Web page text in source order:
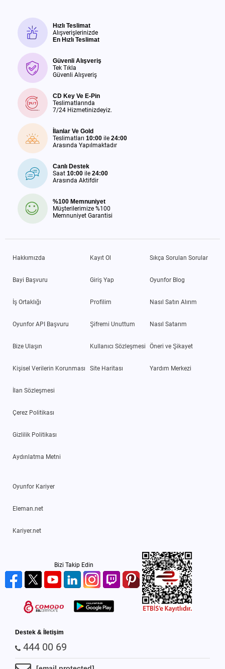
Hızlı Teslimat
Alışverişlerinizde
En Hızlı Teslimat
Güvenli Alışveriş
Tek Tıkla
Güvenli Alışveriş
CD Key Ve E-Pin
Teslimatlarında
7/24 Hizmetinizdeyiz.
İlanlar Ve Gold
Teslimatları 10:00 ile 24:00
Arasında Yapılmaktadır
Canlı Destek
Saat 10:00 ile 24:00
Arasında Aktifdir
%100 Memnuniyet
Müşterilerimize %100
Memnuniyet Garantisi
Hakkımızda
Bayi Başvuru
İş Ortaklığı
Oyunfor API Başvuru
Bize Ulaşın
Kişisel Verilerin Korunması
İlan Sözleşmesi
Çerez Politikası
Gizlilik Politikası
Aydınlatma Metni
Kayıt Ol
Giriş Yap
Profilim
Şifremi Unuttum
Kullanıcı Sözleşmesi
Site Haritası
Sıkça Sorulan Sorular
Oyunfor Blog
Nasıl Satın Alırım
Nasıl Satarım
Öneri ve Şikayet
Yardım Merkezi
Oyunfor Kariyer
Eleman.net
Kariyer.net
Bizi Takip Edin
Destek & İletişim
444 00 69